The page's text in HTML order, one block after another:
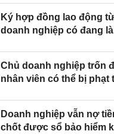
Ký hợp đồng lao động
doanh nghiệp có đang
Chủ doanh nghiệp trốn
nhân viên có thể bị phạt
Doanh nghiệp vẫn nợ
chốt được sổ bảo hiểm